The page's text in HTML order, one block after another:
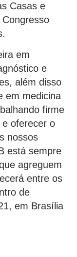
Casas e
em
e
além disso
em medicina
firme
oferecer o
nossos
está sempre
agreguem
entre os
de
em Brasília